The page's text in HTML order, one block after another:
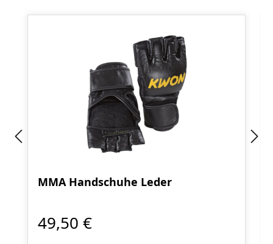
MMA Handschuhe Leder
49,50 €